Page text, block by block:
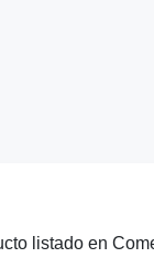
listado en